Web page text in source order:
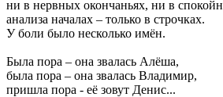
ни в нервных окончаньях, ни в
анализа началах – только в строчках.
У боли было несколько имён.
Была пора – она звалась Алёша,
была пора – она звалась Владимир,
пришла пора - её зовут Денис...